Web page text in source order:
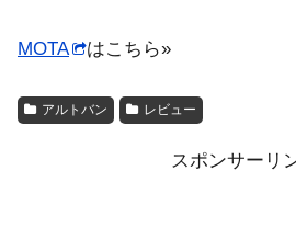
MOTA はこちら»
アルトバン レビュー
スポンサーリ